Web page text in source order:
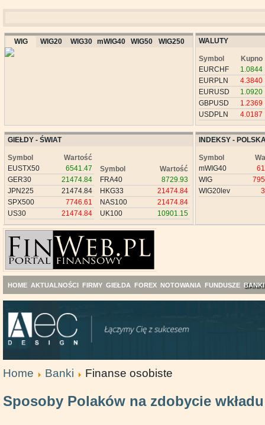
WIG WIG20 WIG30 mWIG40 WIG50 WIG250 WALUTY
Symbol
Kupno
EURCHF
1.0844
EURPLN
4.3840
EURUSD
1.0920
GBPUSD
1.2369
USDPLN
4.0187
GIEŁDY - ŚWIAT
Symbol
Wartość
EUSTX50
6541.47
GER30
21474.84
JPN225
21474.84
SPX500
7746.61
US30
21474.84
Symbol
Wartość
FRA40
8729.93
HKG33
21474.84
NAS100
21474.84
UK100
10901.15
INDEKSY -
Symbol
mWIG40
WIG
WIG20lev
HOME AKTUALNOŚCI FIRMY GIEŁDA FOREX NOTOWANIA FUNDUSZE BANKI
Home Banki Finanse osobiste
Sposoby Polaków na zdobycie